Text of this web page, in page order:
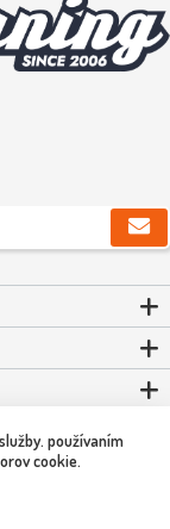
vyhradené.
používaním
cookie.